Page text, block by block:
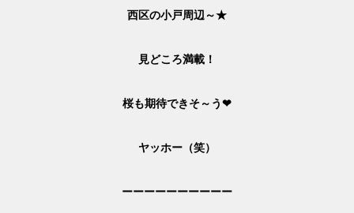
西区の小戸周辺～★
見どころ満載！
桜も期待できそ～う❤
ヤッホー（笑）
ーーーーーーーーーー